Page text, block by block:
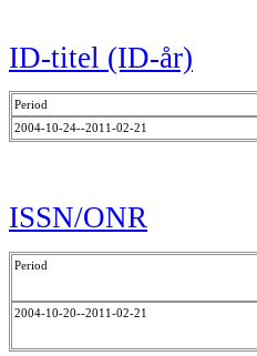
ID-titel (ID-år)
Period
2004-10-24--2011-02-21
ISSN/ONR
Period
2004-10-20--2011-02-21